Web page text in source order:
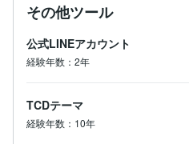
その他ツール
公式LINEアカウント
経験年数：2年
TCDテーマ
経験年数：10年